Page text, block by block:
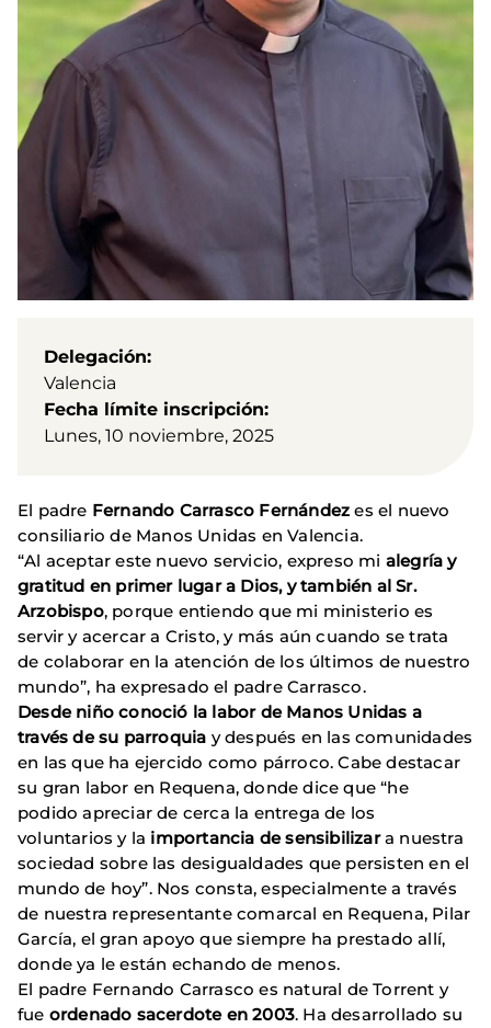
Delegación
Valencia
Fecha límite inscripción
Lunes, 10 noviembre, 2025
El padre Fernando Carrasco Fernández es el nuevo
consiliario de Manos Unidas en Valencia.
“Al aceptar este nuevo servicio, expreso mi alegría y
gratitud en primer lugar a Dios, y también al Sr.
Arzobispo, porque entiendo que mi ministerio es
servir y acercar a Cristo, y más aún cuando se trata
de colaborar en la atención de los últimos de nuestro
mundo”, ha expresado el padre Carrasco.
Desde niño conoció la labor de Manos Unidas a
través de su parroquia y después en las comunidades
en las que ha ejercido como párroco. Cabe destacar
su gran labor en Requena, donde dice que “he
podido apreciar de cerca la entrega de los
voluntarios y la importancia de sensibilizara nuestra
sociedad sobre las desigualdades que persisten en el
mundo de hoy”. Nos consta, especialmente a través
de nuestra representante comarcal en Requena, Pilar
García, el gran apoyo que siempre ha prestado allí,
donde ya le están echando de menos.
El padre Fernando Carrasco es natural de Torrent y
fue ordenado sacerdote en 2003. Ha desarrollado su